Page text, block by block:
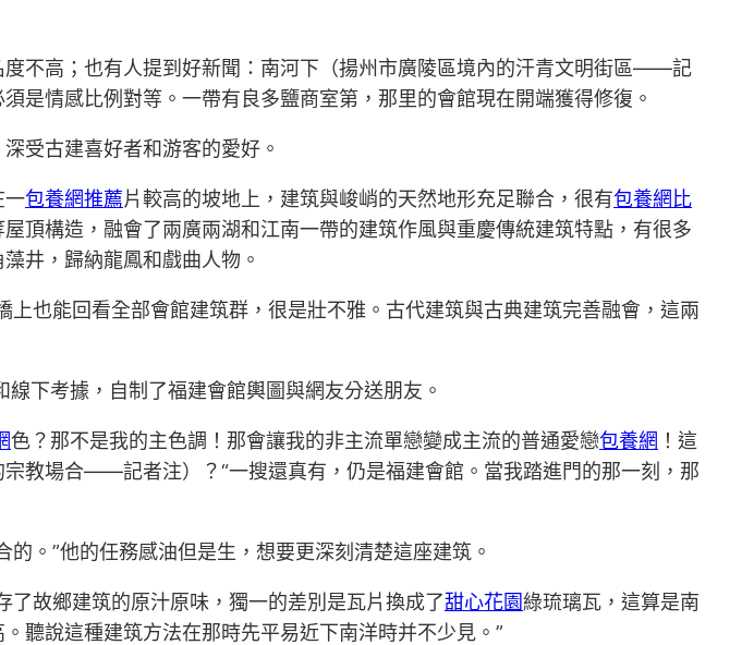
度不高；也有人提到好新聞：南河下（揚州市廣陵區境內的汗青文明街區——記
須是情感比例對等。一帶有良多鹽商室第，那里的會館現在開端獲得修復。
受古建喜好者和游客的愛好。
一包養網推薦片較高的坡地上，建筑與峻峭的天然地形充足聯合，很有包養網比
頂構造，融會了兩廣兩湖和江南一帶的建筑作風與重慶傳統建筑特點，有很多
井，歸納龍鳳和戲曲人物。
也能回看全部會館建筑群，很是壯不雅。古代建筑與古典建筑完善融會，這兩
下考據，自制了福建會館輿圖與網友分送朋友。
色？那不是我的主色調！那會讓我的非主流單戀變成主流的普通愛戀包養網 ！這
教場合——記者注）？“一搜還真有，仍是福建會館。當我踏進門的那一刻，那
。”他的任務感油但是生，想要更深刻清楚這座建筑。
故鄉建筑的原汁原味，獨一的差別是瓦片換成了甜心花園綠琉璃瓦，這算是南
聽說這種建筑方法在那時先平易近下南洋時并不少見。”